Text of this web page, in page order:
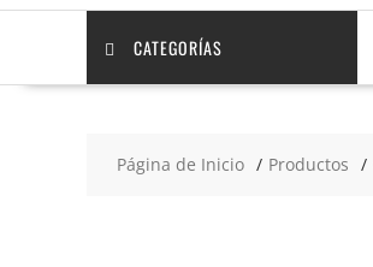
CATEGORÍAS
Página de Inicio Productos